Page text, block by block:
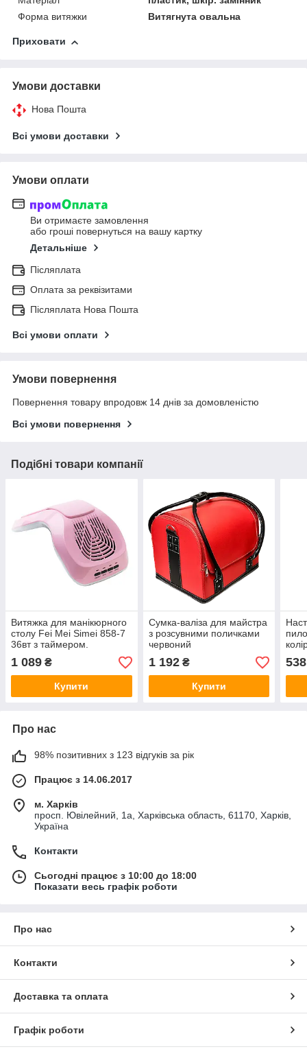
Форма витяжки
Витягнута овальна
Приховати
Умови доставки
Нова Пошта
Всі умови доставки
Умови оплати
Ви отримаєте замовлення
або гроші повернуться на вашу картку
Детальніше
Післяплата
Оплата за реквізитами
Післяплата Нова Пошта
Всі умови оплати
Умови повернення
Повернення товару впродовж 14 днів за домовленістю
Всі умови повернення
Подібні товари компанії
Витяжка для манікюрного
столу Fei Mei Simei 858-7
36вт з таймером.
1 089 ₴
Купити
Сумка-валіза для майстра
з розсувними поличками
червоний
1 192₴
Купити
538
Про нас
98% позитивних з 123 відгуків за рік
Працює з 14.06.2017
м. Харків
просп. Ювілейний, 1а, Харківська область, 61170, Харків,
Україна
Контакти
Сьогодні працює з 10:00 до 18:00
Показати весь графік роботи
Про нас
Контакти
Доставка та оплата
Графік роботи